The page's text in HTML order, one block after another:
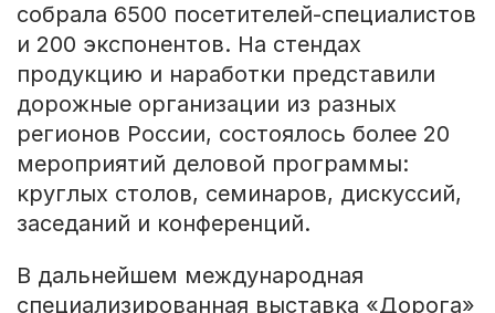
собрала 6500 посетителей-специалистов
и 200 экспонентов. На стендах
продукцию и наработки представили
дорожные организации из разных
регионов России, состоялось более 20
мероприятий деловой программы:
круглых столов, семинаров, дискуссий,
заседаний и конференций.
В дальнейшем международная
специализированная выставка «Дорога»